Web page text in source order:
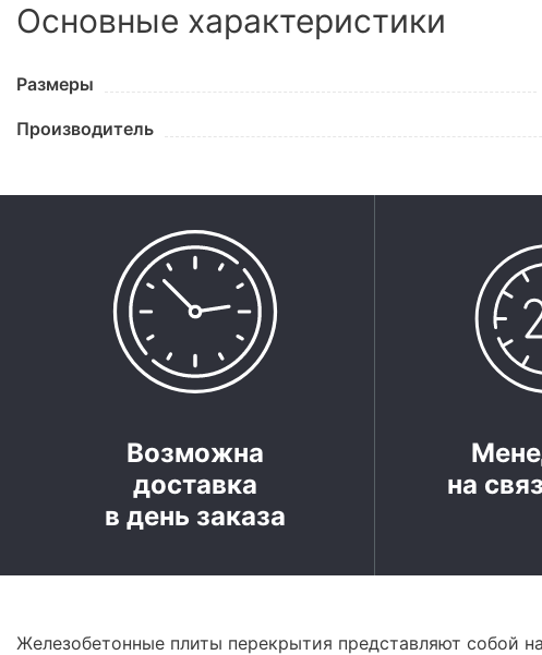
Основные характеристики
Размеры
Производитель
Возможна
доставка
в день заказа
на
Железобетонные плиты перекрытия представляют собой